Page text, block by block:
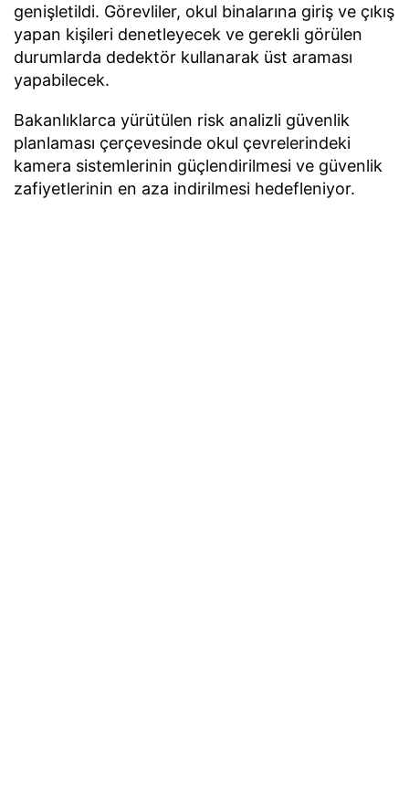
genişletildi. Görevliler, okul binalarına giriş ve çıkış
yapan kişileri denetleyecek ve gerekli görülen
durumlarda dedektör kullanarak üst araması
yapabilecek.
Bakanlıklarca yürütülen risk analizli güvenlik
planlaması çerçevesinde okul çevrelerindeki
kamera sistemlerinin güçlendirilmesi ve güvenlik
zafiyetlerinin en aza indirilmesi hedefleniyor.